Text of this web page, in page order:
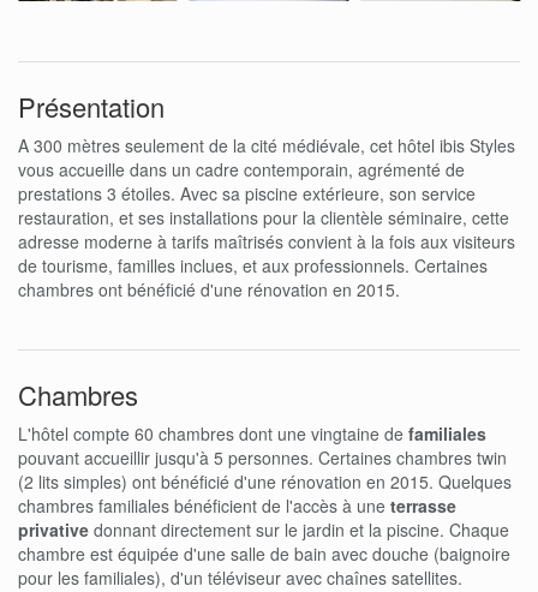
Présentation
A 300 mètres seulement de la cité médiévale, cet hôtel ibis Styles
vous accueille dans un cadre contemporain, agrémenté de
prestations 3 étoiles. Avec sa piscine extérieure, son service
restauration, et ses installations pour la clientèle séminaire, cette
adresse moderne à tarifs maîtrisés convient à la fois aux visiteurs
de tourisme, familles inclues, et aux professionnels. Certaines
chambres ont bénéficié d'une rénovation en 2015.
Chambres
L'hôtel compte 60 chambres dont une vingtaine de familiales
pouvant accueillir jusqu'à 5 personnes. Certaines chambres twin
(2 lits simples) ont bénéficié d'une rénovation en 2015. Quelques
chambres familiales bénéficient de l'accès à une terrasse
privative donnant directement sur le jardin et la piscine. Chaque
chambre est équipée d'une salle de bain avec douche (baignoire
pour les familiales), d'un téléviseur avec chaînes satellites.